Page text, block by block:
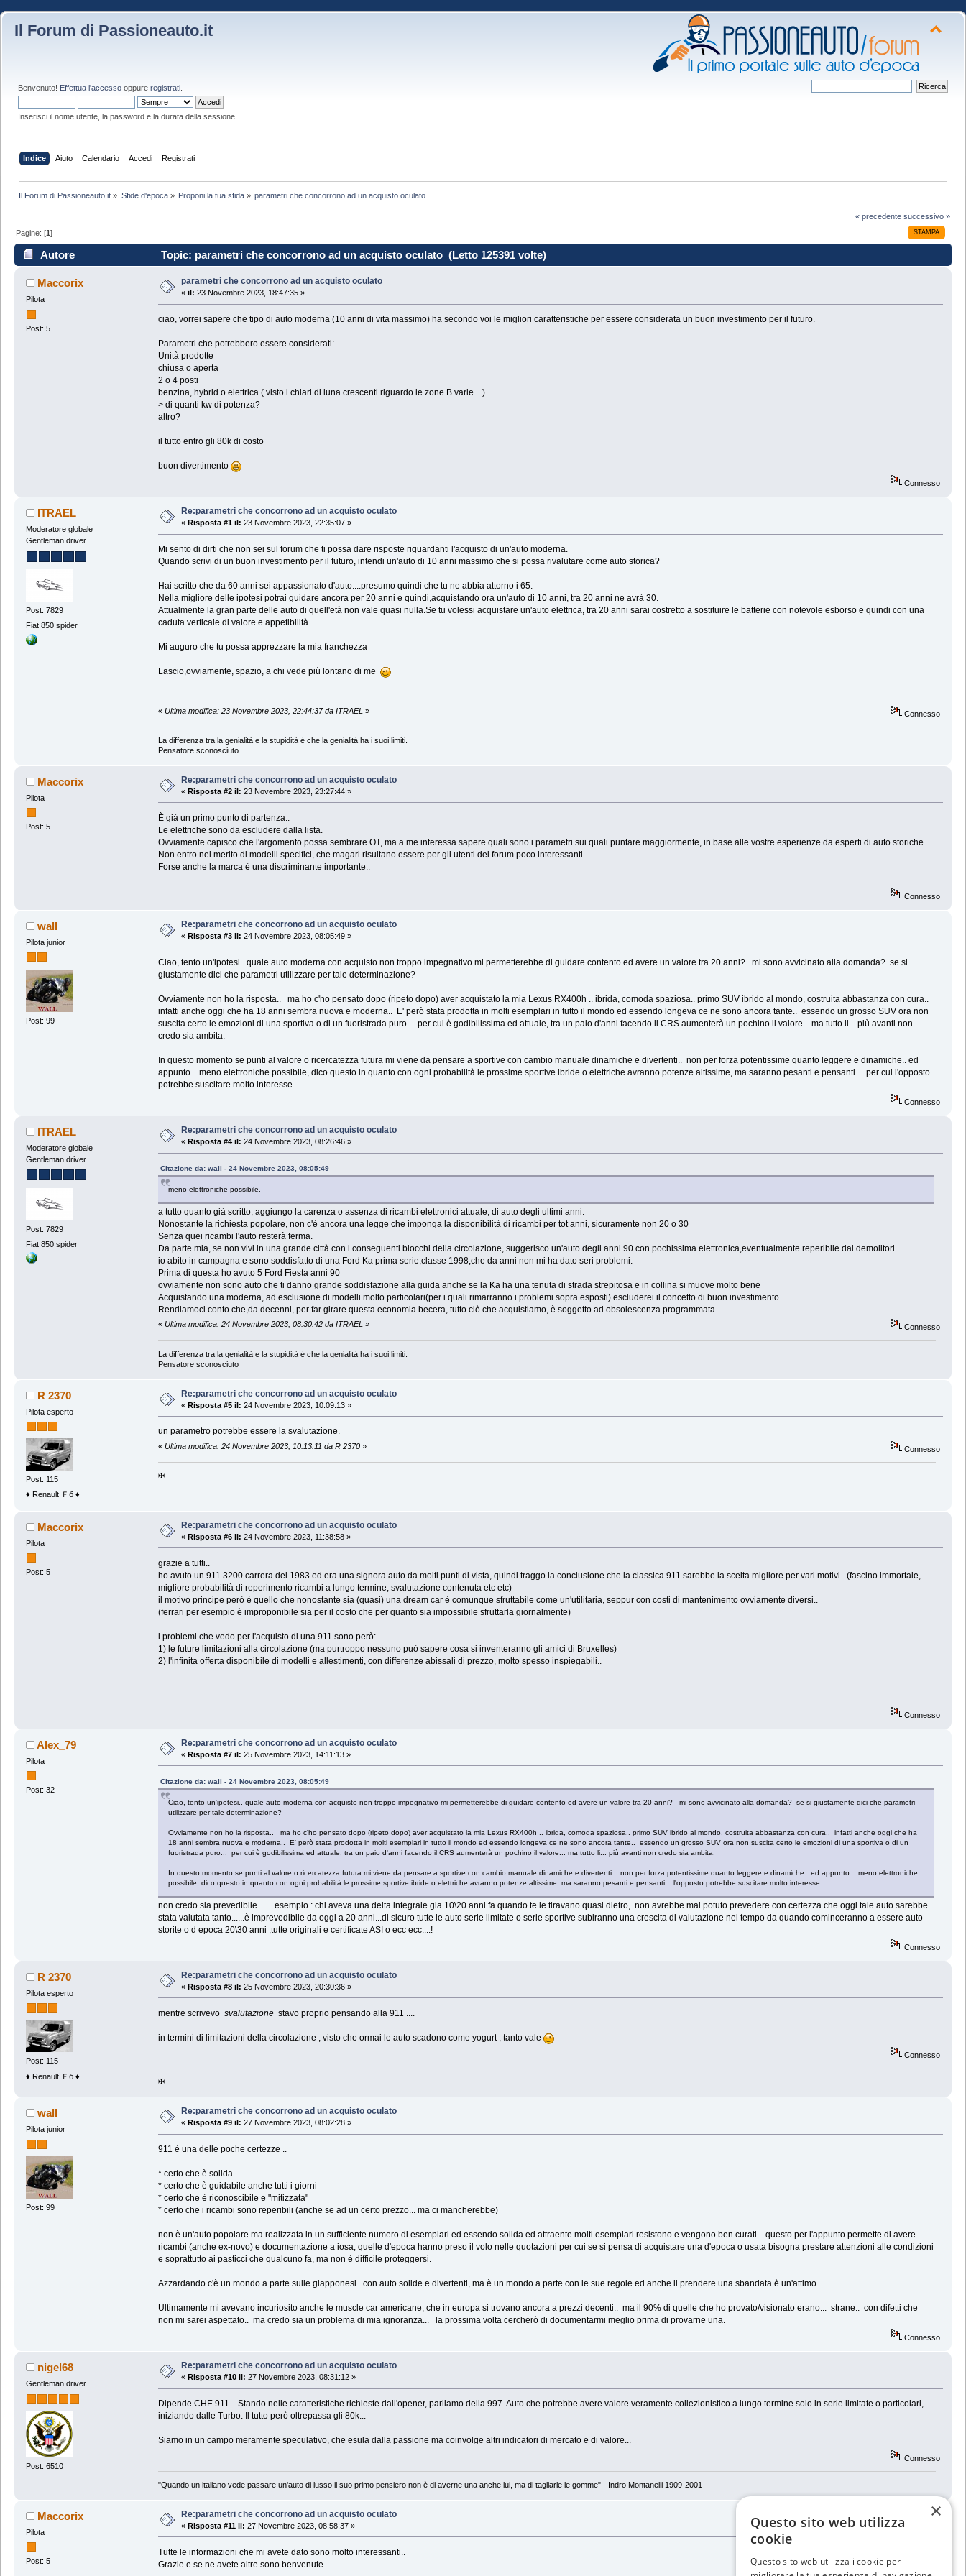
Il Forum di Passioneauto.it
Benvenuto! Effettua l'accesso oppure registrati
Inserisci il nome utente, la password e la durata della sessione.
Indice Aiuto Calendario Accedi Registrati
Il Forum di Passioneauto.it » Sfide d'epoca» Proponi la tua sfida» parametri che concorrono ad un acquisto oculato
« precedente successivo »
STAMPA
Pagine: [1]
Autore Topic: parametri che concorrono ad un acquisto oculato (Letto 125391 volte)
Maccorix
Pilota
Post: 5
parametri che concorrono ad un acquisto oculato
« il: 23 Novembre 2023, 18:47:35 »
ciao, vorrei sapere che tipo di auto moderna (10 anni di vita massimo) ha secondo voi le migliori caratteristiche per essere considerata un buon investimento per il futuro.
Parametri che potrebbero essere considerati:
Unità prodotte
chiusa o aperta
2 o 4 posti
benzina, hybrid o elettrica ( visto i chiari di luna crescenti riguardo le zone B varie....)
> di quanti kw di potenza?
altro?
il tutto entro gli 80k di costo
buon divertimento
Connesso
ITRAEL
Moderatore globale
Gentleman driver
Post: 7829
Fiat 850 spider
Re:parametri che concorrono ad un acquisto oculato
« Risposta #1 il: 23 Novembre 2023, 22:35:07 »
Mi sento di dirti che non sei sul forum che ti possa dare risposte riguardanti l'acquisto di un'auto moderna.
Quando scrivi di un buon investimento per il futuro, intendi un'auto di 10 anni massimo che si possa rivalutare come auto storica?
Hai scritto che da 60 anni sei appassionato d'auto....presumo quindi che tu ne abbia attorno i 65.
Nella migliore delle ipotesi potrai guidare ancora per 20 anni e quindi,acquistando ora un'auto di 10 anni, tra 20 anni ne avrà 30.
Attualmente la gran parte delle auto di quell'età non vale quasi nulla.Se tu volessi acquistare un'auto elettrica, tra 20 anni sarai costretto a sostituire le batterie con notevole esborso e quindi con una
caduta verticale di valore e appetibilità.
Mi auguro che tu possa apprezzare la mia franchezza
Lascio,ovviamente, spazio, a chi vede più lontano di me
« Ultima modifica: 23 Novembre 2023, 22:44:37 da ITRAEL » Connesso
La differenza tra la genialità e la stupidità è che la genialità ha i suoi limiti.
Pensatore sconosciuto
Maccorix
Pilota
Post: 5
Re:parametri che concorrono ad un acquisto oculato
« Risposta #2 il: 23 Novembre 2023, 23:27:44 »
È già un primo punto di partenza..
Le elettriche sono da escludere dalla lista.
Ovviamente capisco che l'argomento possa sembrare OT, ma a me interessa sapere quali sono i parametri sui quali puntare maggiormente, in base alle vostre esperienze da esperti di auto storiche.
Non entro nel merito di modelli specifici, che magari risultano essere per gli utenti del forum poco interessanti.
Forse anche la marca è una discriminante importante..
Connesso
wall
Pilota junior
Post: 99
Re:parametri che concorrono ad un acquisto oculato
« Risposta #3 il: 24 Novembre 2023, 08:05:49 »
Ciao, tento un'ipotesi.. quale auto moderna con acquisto non troppo impegnativo mi permetterebbe di guidare contento ed avere un valore tra 20 anni? mi sono avvicinato alla domanda? se si
giustamente dici che parametri utilizzare per tale determinazione?
Ovviamente non ho la risposta.. ma ho c'ho pensato dopo (ripeto dopo) aver acquistato la mia Lexus RX400h .. ibrida, comoda spaziosa.. primo SUV ibrido al mondo, costruita abbastanza con cura..
infatti anche oggi che ha 18 anni sembra nuova e moderna.. E' però stata prodotta in molti esemplari in tutto il mondo ed essendo longeva ce ne sono ancora tante.. essendo un grosso SUV ora non
suscita certo le emozioni di una sportiva o di un fuoristrada puro... per cui è godibilissima ed attuale, tra un paio d'anni facendo il CRS aumenterà un pochino il valore... ma tutto li... più avanti non
credo sia ambita.
In questo momento se punti al valore o ricercatezza futura mi viene da pensare a sportive con cambio manuale dinamiche e divertenti.. non per forza potentissime quanto leggere e dinamiche.. ed
appunto... meno elettroniche possibile, dico questo in quanto con ogni probabilità le prossime sportive ibride o elettriche avranno potenze altissime, ma saranno pesanti e pensanti.. per cui l'opposto
potrebbe suscitare molto interesse.
Connesso
ITRAEL
Moderatore globale
Gentleman driver
Post: 7829
Fiat 850 spider
Re:parametri che concorrono ad un acquisto oculato
« Risposta #4 il: 24 Novembre 2023, 08:26:46 »
Citazione da: wall - 24 Novembre 2023, 08:05:49
meno elettroniche possibile,
a tutto quanto già scritto, aggiungo la carenza o assenza di ricambi elettronici attuale, di auto degli ultimi anni.
Nonostante la richiesta popolare, non c'è ancora una legge che imponga la disponibilità di ricambi per tot anni, sicuramente non 20 o 30
Senza quei ricambi l'auto resterà ferma.
Da parte mia, se non vivi in una grande città con i conseguenti blocchi della circolazione, suggerisco un'auto degli anni 90 con pochissima elettronica,eventualmente reperibile dai demolitori.
io abito in campagna e sono soddisfatto di una Ford Ka prima serie,classe 1998,che da anni non mi ha dato seri problemi.
Prima di questa ho avuto 5 Ford Fiesta anni 90
ovviamente non sono auto che ti danno grande soddisfazione alla guida anche se la Ka ha una tenuta di strada strepitosa e in collina si muove molto bene
Acquistando una moderna, ad esclusione di modelli molto particolari(per i quali rimarranno i problemi sopra esposti) escluderei il concetto di buon investimento
Rendiamoci conto che,da decenni, per far girare questa economia becera, tutto ciò che acquistiamo, è soggetto ad obsolescenza programmata
« Ultima modifica: 24 Novembre 2023, 08:30:42 da ITRAEL » Connesso
La differenza tra la genialità e la stupidità è che la genialità ha i suoi limiti.
Pensatore sconosciuto
R 2370
Pilota esperto
Post: 115
♦ Renault Ｆб ♦
Re:parametri che concorrono ad un acquisto oculato
« Risposta #5 il: 24 Novembre 2023, 10:09:13 »
un parametro potrebbe essere la svalutazione.
« Ultima modifica: 24 Novembre 2023, 10:13:11 da R 2370» Connesso
✠
Maccorix
Pilota
Post: 5
Re:parametri che concorrono ad un acquisto oculato
« Risposta #6 il: 24 Novembre 2023, 11:38:58 »
grazie a tutti..
ho avuto un 911 3200 carrera del 1983 ed era una signora auto da molti punti di vista, quindi traggo la conclusione che la classica 911 sarebbe la scelta migliore per vari motivi.. (fascino immortale,
migliore probabilità di reperimento ricambi a lungo termine, svalutazione contenuta etc etc)
il motivo principe però è quello che nonostante sia (quasi) una dream car è comunque sfruttabile come un'utilitaria, seppur con costi di mantenimento ovviamente diversi..
(ferrari per esempio è improponibile sia per il costo che per quanto sia impossibile sfruttarla giornalmente)
i problemi che vedo per l'acquisto di una 911 sono però:
1) le future limitazioni alla circolazione (ma purtroppo nessuno può sapere cosa si inventeranno gli amici di Bruxelles)
2) l'infinita offerta disponibile di modelli e allestimenti, con differenze abissali di prezzo, molto spesso inspiegabili..
Connesso
Alex_79
Pilota
Post: 32
Re:parametri che concorrono ad un acquisto oculato
« Risposta #7 il: 25 Novembre 2023, 14:11:13 »
Citazione da: wall - 24 Novembre 2023, 08:05:49
Ciao, tento un'ipotesi.. quale auto moderna con acquisto non troppo impegnativo mi permetterebbe di guidare contento ed avere un valore tra 20 anni? mi sono avvicinato alla domanda? se si giustamente dici che parametri
utilizzare per tale determinazione?
Ovviamente non ho la risposta.. ma ho c'ho pensato dopo (ripeto dopo) aver acquistato la mia Lexus RX400h .. ibrida, comoda spaziosa.. primo SUV ibrido al mondo, costruita abbastanza con cura.. infatti anche oggi che ha
18 anni sembra nuova e moderna.. E' però stata prodotta in molti esemplari in tutto il mondo ed essendo longeva ce ne sono ancora tante.. essendo un grosso SUV ora non suscita certo le emozioni di una sportiva o di un
fuoristrada puro... per cui è godibilissima ed attuale, tra un paio d'anni facendo il CRS aumenterà un pochino il valore... ma tutto li... più avanti non credo sia ambita.
In questo momento se punti al valore o ricercatezza futura mi viene da pensare a sportive con cambio manuale dinamiche e divertenti.. non per forza potentissime quanto leggere e dinamiche.. ed appunto... meno elettroniche
possibile, dico questo in quanto con ogni probabilità le prossime sportive ibride o elettriche avranno potenze altissime, ma saranno pesanti e pensanti.. l'opposto potrebbe suscitare molto interesse.
non credo sia prevedibile....... esempio : chi aveva una delta integrale gia 10\20 anni fa quando te le tiravano quasi dietro, non avrebbe mai potuto prevedere con certezza che oggi tale auto sarebbe
stata valutata tanto......è imprevedibile da oggi a 20 anni...di sicuro tutte le auto serie limitate o serie sportive subiranno una crescita di valutazione nel tempo da quando cominceranno a essere auto
storite o d epoca 20\30 anni ,tutte originali e certificate ASI o ecc ecc....!
Connesso
R 2370
Pilota esperto
Post: 115
♦ Renault Ｆб ♦
Re:parametri che concorrono ad un acquisto oculato
« Risposta #8 il: 25 Novembre 2023, 20:30:36 »
mentre scrivevo svalutazionestavo proprio pensando alla 911 ....
in termini di limitazioni della circolazione , visto che ormai le auto scadono come yogurt , tanto vale
Connesso
✠
wall
Pilota junior
Post: 99
Re:parametri che concorrono ad un acquisto oculato
« Risposta #9 il: 27 Novembre 2023, 08:02:28 »
911 è una delle poche certezze ..
* certo che è solida
* certo che è guidabile anche tutti i giorni
* certo che è riconoscibile e "mitizzata"
* certo che i ricambi sono reperibili (anche se ad un certo prezzo... ma ci mancherebbe)
non è un'auto popolare ma realizzata in un sufficiente numero di esemplari ed essendo solida ed attraente molti esemplari resistono e vengono ben curati.. questo per l'appunto permette di avere
ricambi (anche ex-novo) e documentazione a iosa, quelle d'epoca hanno preso il volo nelle quotazioni per cui se si pensa di acquistare una d'epoca o usata bisogna prestare attenzioni alle condizioni
e soprattutto ai pasticci che qualcuno fa, ma non è difficile proteggersi.
Azzardando c'è un mondo a parte sulle giapponesi.. con auto solide e divertenti, ma è un mondo a parte con le sue regole ed anche li prendere una sbandata è un'attimo.
Ultimamente mi avevano incuriosito anche le muscle car americane, che in europa si trovano ancora a prezzi decenti.. ma il 90% di quelle che ho provato/visionato erano... strane.. con difetti che
non mi sarei aspettato.. ma credo sia un problema di mia ignoranza... la prossima volta cercherò di documentarmi meglio prima di provarne una.
Connesso
nigel68
Gentleman driver
Post: 6510
Re:parametri che concorrono ad un acquisto oculato
« Risposta #10 il: 27 Novembre 2023, 08:31:12 »
Dipende CHE 911... Stando nelle caratteristiche richieste dall'opener, parliamo della 997. Auto che potrebbe avere valore veramente collezionistico a lungo termine solo in serie limitate o particolari,
iniziando dalle Turbo. Il tutto però oltrepassa gli 80k...
Siamo in un campo meramente speculativo, che esula dalla passione ma coinvolge altri indicatori di mercato e di valore...
Connesso
"Quando un italiano vede passare un'auto di lusso il suo primo pensiero non è di averne una anche lui, ma di tagliarle le gomme" - Indro Montanelli 1909-2001
Maccorix
Pilota
Post: 5
Re:parametri che concorrono ad un acquisto oculato
« Risposta #11 il: 27 Novembre 2023, 08:58:37 »
Tutte le informazioni che mi avete dato sono molto interessanti..
Grazie e se ne avete altre sono benvenute..
×
Questo sito web utilizza
cookie
Questo sito web utilizza i cookie per